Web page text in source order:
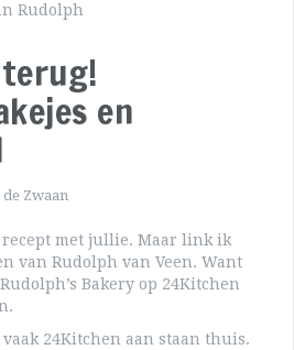
en
Zwaan
recept met jullie. Maar link ik
van Rudolph van Veen. Want
Bakery op 24Kitchen
24Kitchen aan staan thuis.